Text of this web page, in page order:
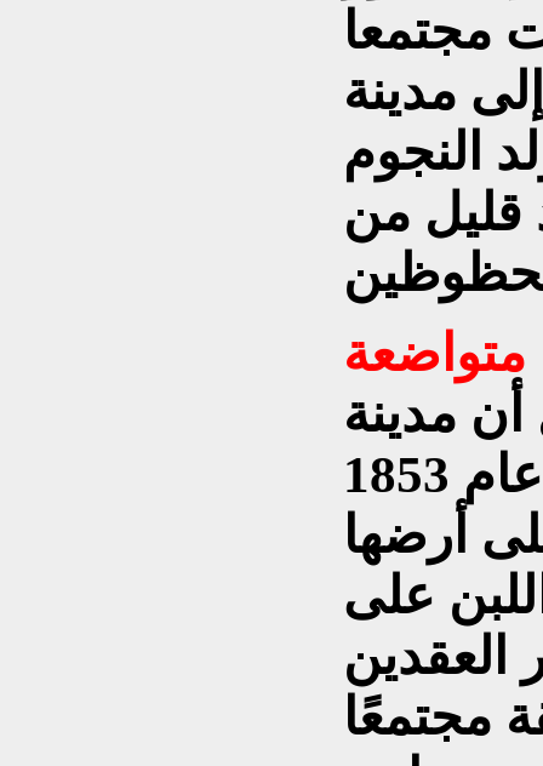
مجتمعا
مدينة
النجوم
قليل من
مدينة
النجوم اليوم كانت في عام 1853
أرضها
على
العقدين
مجتمعًا